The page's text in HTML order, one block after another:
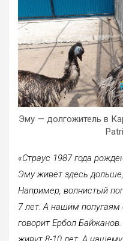
Эму — долгожитель в
«Страус 1987 года
Эму живет здесь
Например, волнистый
7 лет. А нашим попугаям
говорит Ербол